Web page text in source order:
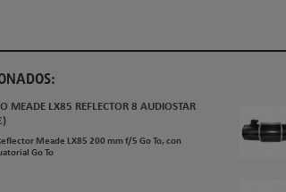
MEADE LX85 REFLECTOR 8 AUDIOSTAR
Meade LX85 200 mm f/5 Go To, con
Go To